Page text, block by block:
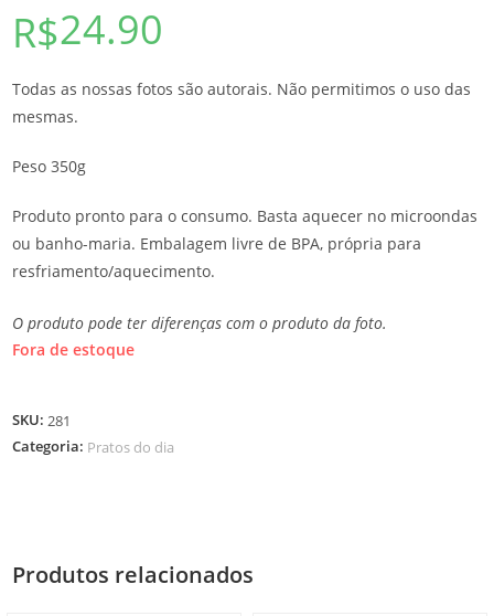
R$24.90
Todas as nossas fotos são autorais. Não permitimos o uso das
mesmas.
Peso 350g
Produto pronto para o consumo. Basta aquecer no microondas
ou banho-maria. Embalagem livre de BPA, própria para
resfriamento/aquecimento.
O produto pode ter diferenças com o produto da foto.
Fora de estoque
SKU: 281
Categoria: Pratos do dia
Produtos relacionados